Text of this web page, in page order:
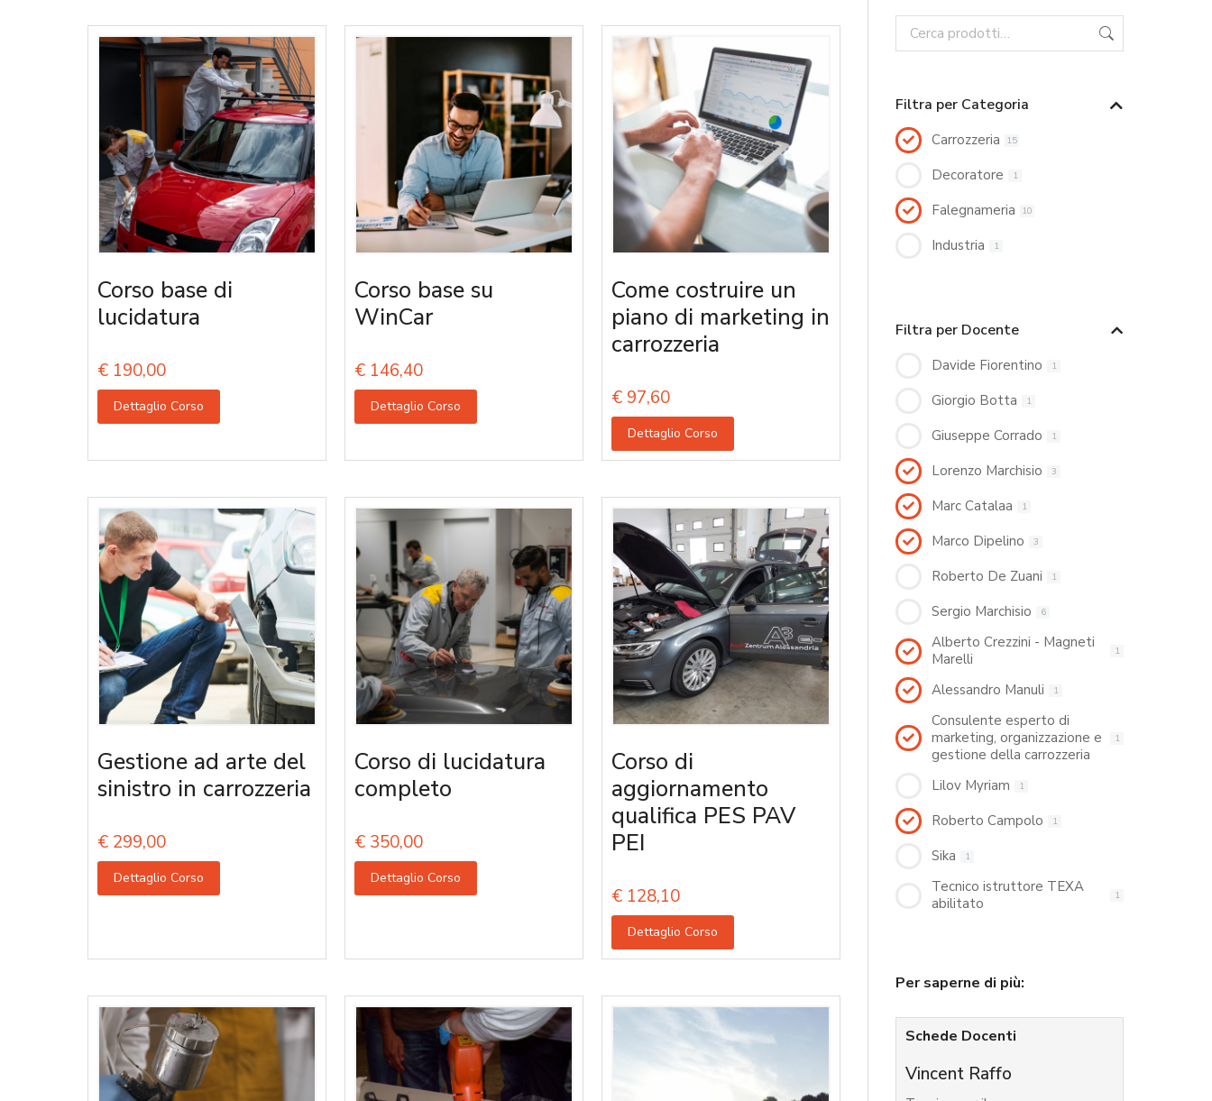
Corso base di
lucidatura
€ 190,00
Dettaglio Corso
Corso base su
WinCar
€ 146,40
Dettaglio Corso
Come costruire un
piano di marketing in
carrozzeria
€ 97,60
Dettaglio Corso
Gestione ad arte del
sinistro in carrozzeria
€ 299,00
Dettaglio Corso
Corso di lucidatura
completo
€ 350,00
Dettaglio Corso
Corso di
aggiornamento
qualifica PES PAV
PEI
€ 128,10
Dettaglio Corso
Filtra per Categoria
Carrozzeria 15
Decoratore 1
Falegnameria 10
Industria 1
Filtra per Docente
Davide Fiorentino 1
Giorgio Botta 1
Giuseppe Corrado 1
Lorenzo Marchisio 3
Marc Catalaa 1
Marco Dipelino 3
Roberto De Zuani 1
Sergio Marchisio 6
Alberto Crezzini - Magneti
Marelli
1
Alessandro Manuli 1
Consulente esperto di
marketing, organizzazione e
gestione della carrozzeria
1
Lilov Myriam 1
Roberto Campolo 1
Sika 1
Tecnico istruttore TEXA
abilitato
1
Per saperne di più:
Schede Docenti
Vincent Raffo